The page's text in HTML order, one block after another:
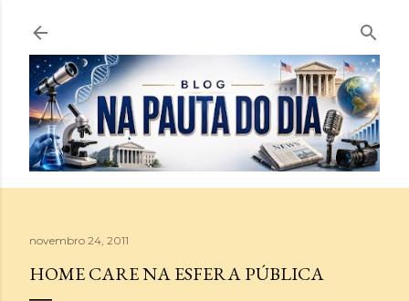
Pular para o conteúdo principal
novembro 24, 2011
HOME CARE NA ESFERA PÚBLICA